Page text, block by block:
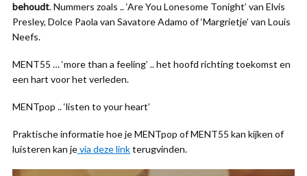
behoudt. Nummers zoals .. ‘Are You Lonesome Tonight’ van Elvis
Presley, Dolce Paola van Savatore Adamo of ‘Margrietje’ van Louis
Neefs.
MENT55 … ‘more than a feeling’ .. het hoofd richting toekomst en
een hart voor het verleden.
MENTpop .. ‘listen to your heart’
Praktische informatie hoe je MENTpop of MENT55 kan kijken of
luisteren kan jevia deze linkterugvinden.